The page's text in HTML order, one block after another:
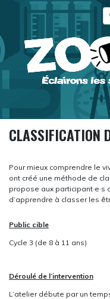
Panneau de gestion des
CLASSIFICATION
Pour mieux comprendre le
ont créé une méthode de
propose aux
d’apprendre à classer les
Public cible
Cycle 3 (de 8 à 11 ans)
Déroulé de l’intervention
L’atelier débute par un